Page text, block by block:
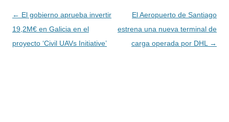
Navegación
de
entradas
← El gobierno aprueba invertir
19,2M€ en Galicia en el
proyecto ‘Civil UAVs Initiative’
El Aeropuerto de Santiago
estrena una nueva terminal de
carga operada por DHL
→